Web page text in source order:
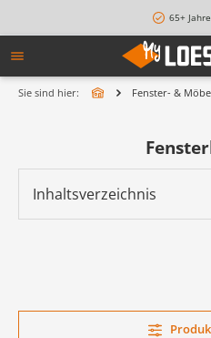
65+
Sie sind hier: Fenster- &
Inhaltsverzeichnis